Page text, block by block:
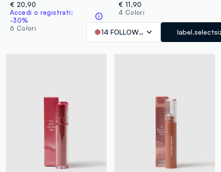
€ 20,90
Accedi o registrati:
-30%
6 Colori
€ 11,90
4 Colori
14 FOLLOW ROSE